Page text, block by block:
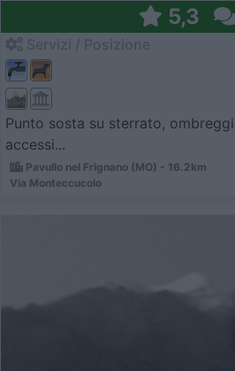
5,3
Punto sosta su sterrato,
accessi...
Pavullo nel Frignano (MO) - 16.2km
Via Monteccucolo